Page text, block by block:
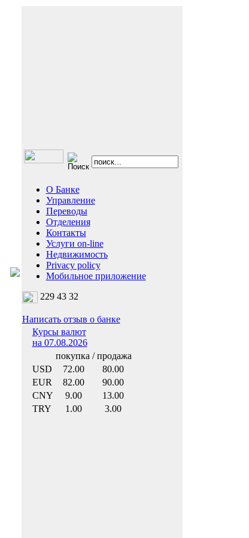
О Банке
Управление
Переводы
Отделения
Контакты
Услуги on-line
Недвижимость
Privacy policy
Мобильное приложение
229 43 32
Написать отзыв о банке
Курсы валют
на 07.08.2026
покупка / продажа
USD
72.00
80.00
EUR
82.00
90.00
CNY
9.00
13.00
TRY
1.00 3.00